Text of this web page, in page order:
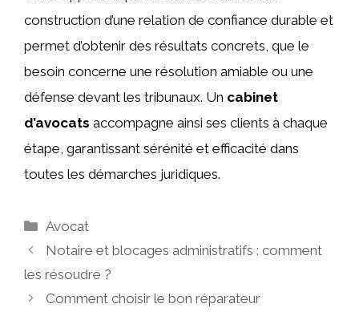
construction d’une relation de confiance durable et
permet d’obtenir des résultats concrets, que le
besoin concerne une résolution amiable ou une
défense devant les tribunaux. Un cabinet
d’avocats accompagne ainsi ses clients à chaque
étape, garantissant sérénité et efficacité dans
toutes les démarches juridiques.
Catégories
Avocat
Notaire et blocages administratifs : comment
les résoudre ?
Comment choisir le bon réparateur